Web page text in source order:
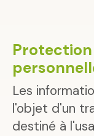
Les
l'objet d'un
destiné à